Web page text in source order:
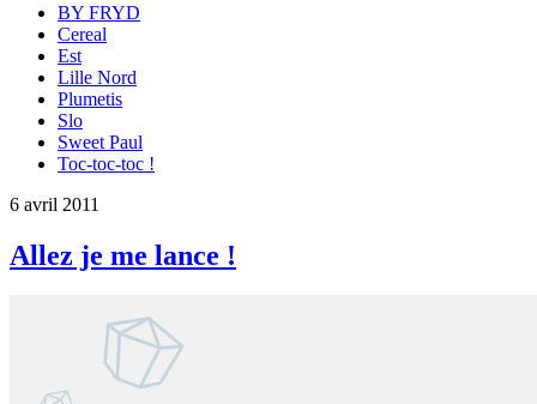
BY FRYD
Cereal
Est
Lille Nord
Plumetis
Slo
Sweet Paul
Toc-toc-toc !
6 avril 2011
Allez je me lance !